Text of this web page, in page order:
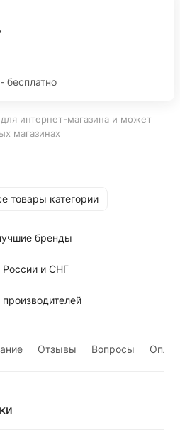
бесплатно
интернет-магазина и может
магазинах
товары категории
бренды
России и СНГ
производителей
Отзывы Вопросы